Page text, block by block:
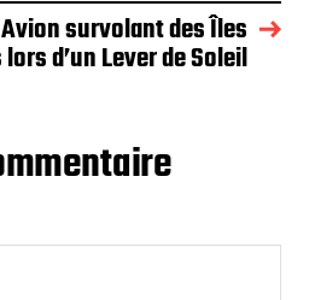
survolant des Îles
d’un Lever de Soleil